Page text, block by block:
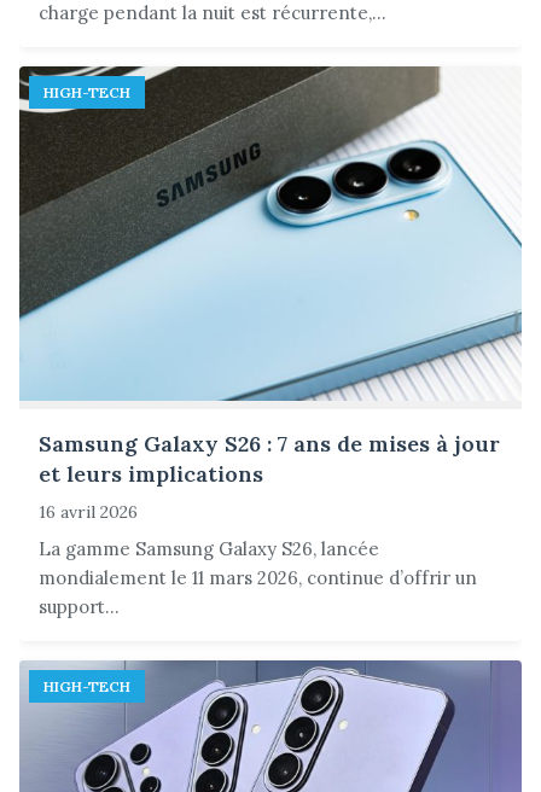
charge pendant la nuit est récurrente,...
HIGH-TECH
Samsung Galaxy S26 : 7 ans de mises à jour
et leurs implications
16 avril 2026
La gamme Samsung Galaxy S26, lancée
mondialement le 11 mars 2026, continue d’offrir un
support...
HIGH-TECH